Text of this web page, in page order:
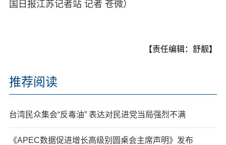
国日报江苏记者站 记者 苍微）
【责任编辑：舒靓】
推荐阅读
台湾民众集会“反毒油” 表达对民进党当局强烈不满
《APEC数据促进增长高级别圆桌会主席声明》发布